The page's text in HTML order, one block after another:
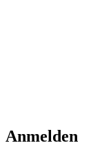
Anmelden